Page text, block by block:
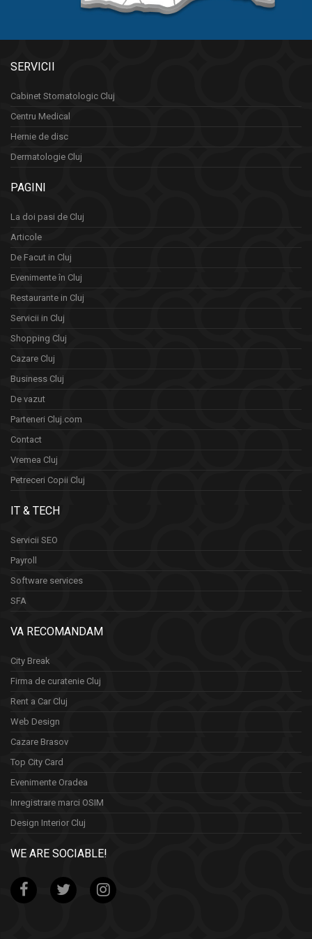
SERVICII
Cabinet Stomatologic Cluj
Centru Medical
Hernie de disc
Dermatologie Cluj
PAGINI
La doi pasi de Cluj
Articole
De Facut in Cluj
Evenimente în Cluj
Restaurante in Cluj
Servicii in Cluj
Shopping Cluj
Cazare Cluj
Business Cluj
De vazut
Parteneri Cluj.com
Contact
Vremea Cluj
Petreceri Copii Cluj
IT & TECH
Servicii SEO
Payroll
Software services
SFA
VA RECOMANDAM
City Break
Firma de curatenie Cluj
Rent a Car Cluj
Web Design
Cazare Brasov
Top City Card
Evenimente Oradea
Inregistrare marci OSIM
Design Interior Cluj
WE ARE SOCIABLE!